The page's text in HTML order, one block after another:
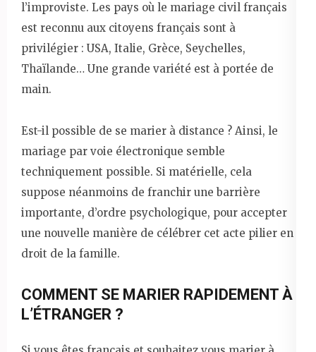
l’improviste. Les pays où le mariage civil français
est reconnu aux citoyens français sont à
privilégier : USA, Italie, Grèce, Seychelles,
Thaïlande… Une grande variété est à portée de
main.
Est-il possible de se marier à distance ? Ainsi, le
mariage par voie électronique semble
techniquement possible. Si matérielle, cela
suppose néanmoins de franchir une barrière
importante, d’ordre psychologique, pour accepter
une nouvelle manière de célébrer cet acte pilier en
droit de la famille.
COMMENT SE MARIER RAPIDEMENT À
L’ÉTRANGER ?